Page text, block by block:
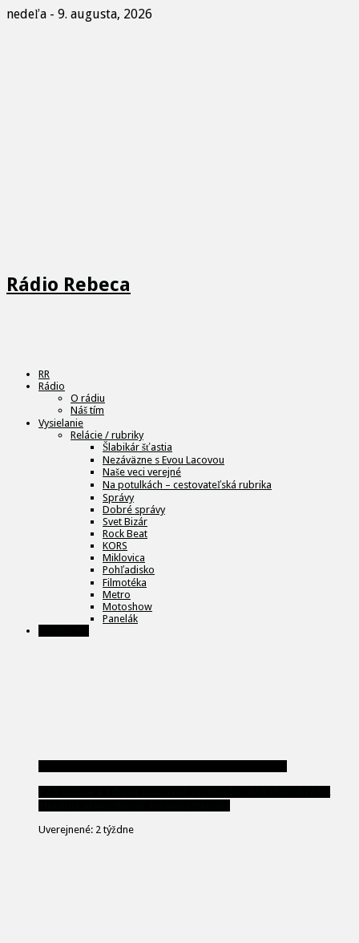
nedeľa - 9. augusta, 2026
Rádio Rebeca
RR
Rádio
O rádiu
Náš tím
Vysielanie
Relácie / rubriky
Šlabikár šťastia
Nezáväzne s Evou Lacovou
Naše veci verejné
Na potulkách – cestovateľská rubrika
Správy
Dobré správy
Svet Bizár
Rock Beat
KORS
Miklovica
Pohľadisko
Filmotéka
Metro
Motoshow
Panelák
Uverejnené: 2 týždne